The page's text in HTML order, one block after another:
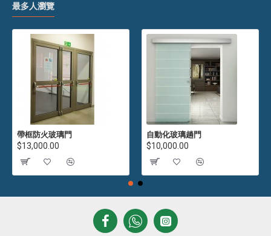
最多人瀏覽
帶框防火玻璃門
$13,000.00
自動化玻璃趟門
$10,000.00